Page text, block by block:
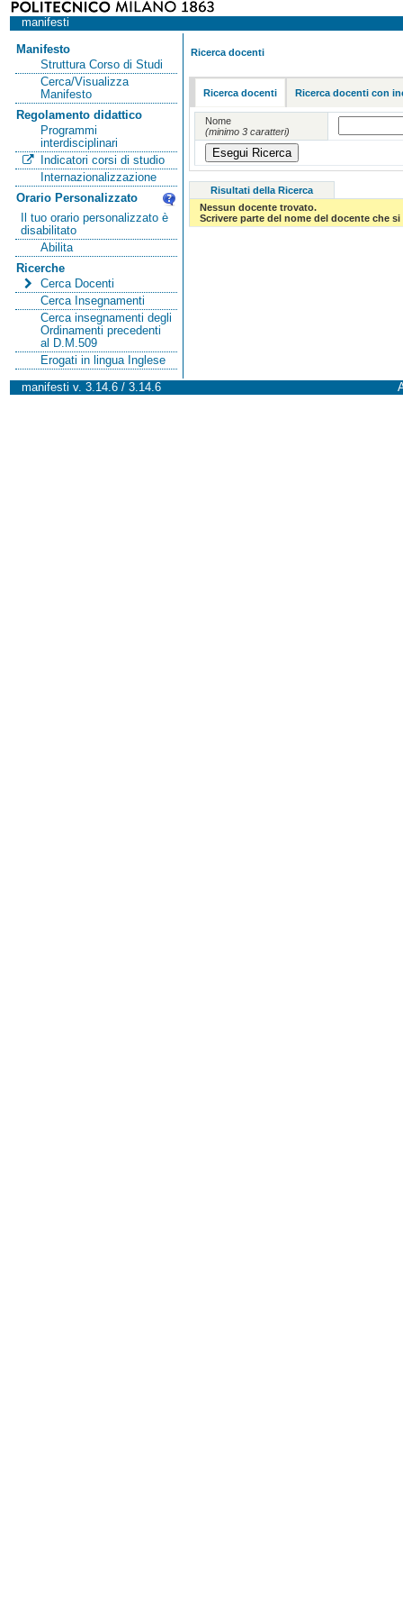
manifesti
Manifesto
Struttura Corso di Studi
Cerca/Visualizza
Manifesto
Regolamento didattico
Programmi
interdisciplinari
Indicatori corsi di studio
Internazionalizzazione
Orario Personalizzato
Il tuo orario personalizzato è
disabilitato
Abilita
Ricerche
Cerca Docenti
Cerca Insegnamenti
Cerca insegnamenti degli
Ordinamenti precedenti
al D.M.509
Erogati in lingua Inglese
Ricerca docenti
Ricerca docenti Ricerca docenti con
Nome
(minimo 3 caratteri)
Risultati della Ricerca
Nessun docente trovato.
Scrivere parte del nome del docente che
manifesti v. 3.14.6 / 3.14.6